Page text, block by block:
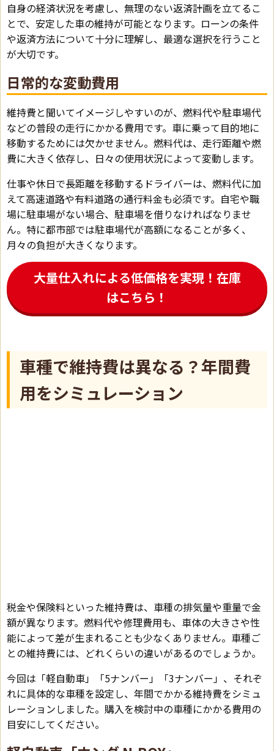
自身の経済状況を考慮し、無理のない返済計画を立てるこ
とで、安定した車の維持が可能となります。ローンの条件
や返済方法について十分に理解し、最適な選択を行うこと
が大切です。
日常的な変動費用
維持費と聞いてイメージしやすいのが、燃料代や駐車場代
などの普段の走行にかかる費用です。車に乗って目的地に
移動するためには欠かせません。燃料代は、走行距離や燃
費に大きく依存し、日々の使用状況によって変動します。
仕事や休日で長距離を移動するドライバーは、燃料代に加
えて高速道路や有料道路の通行料金も必須です。自宅や職
場に駐車場がない場合、駐車場を借りなければなりませ
ん。特に都市部では駐車場代が高額になることが多く、
月々の負担が大きくなります。
大量仕入れによる低価格を実現！在庫
はこちら！
車種で維持費は異なる？年間費
用をシミュレーション
税金や保険料といった維持費は、車種の排気量や重量で金
額が異なります。燃料代や修理費用も、車体の大きさや性
能によって差が生まれることも少なくありません。車種ご
との維持費には、どれくらいの違いがあるのでしょうか。
今回は「軽自動車」「5ナンバー」「3ナンバー」、それぞ
れに具体的な車種を設定し、年間でかかる維持費をシミュ
レーションしました。購入を検討中の車種にかかる費用の
目安にしてください。